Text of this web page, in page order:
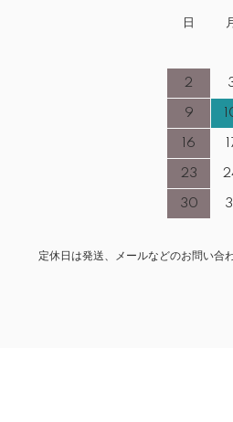
日
2
9
16
23
30 31
定休日は発送、メールなどのお問い合